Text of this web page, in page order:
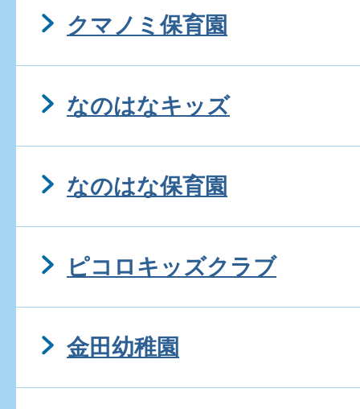
クマノミ保育園
なのはなキッズ
なのはな保育園
ピコロキッズクラブ
金田幼稚園